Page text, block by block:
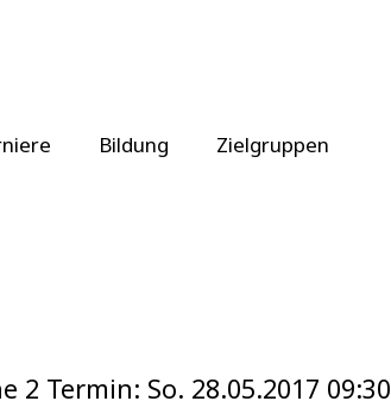
Bildung Zielgruppen
2 Termin: So. 28.05.2017 09:30